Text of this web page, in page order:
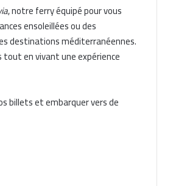
, notre ferry équipé pour vous
ensoleillées ou des
destinations méditerranéennes.
tout en vivant une expérience
billets et embarquer vers de